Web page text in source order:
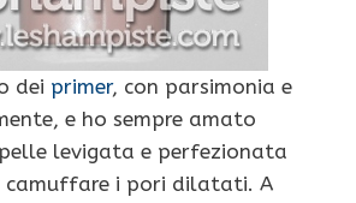
dei primer, con parsimonia e
e ho sempre amato
levigata e perfezionata
i pori dilatati. A